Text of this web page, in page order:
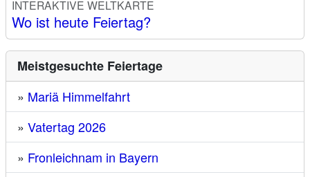
INTERAKTIVE WELTKARTE
Wo ist heute Feiertag?
Meistgesuchte Feiertage
» Mariä Himmelfahrt
» Vatertag 2026
» Fronleichnam in Bayern